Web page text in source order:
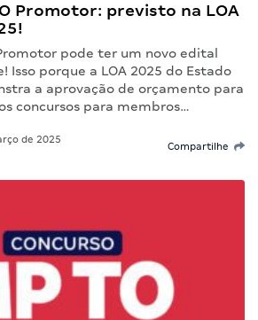
Promotor: previsto na LOA
pode ter um novo edital
Isso porque a LOA 2025 do Estado
a aprovação de orçamento para
concursos para membros…
de 2025
Compartilhe